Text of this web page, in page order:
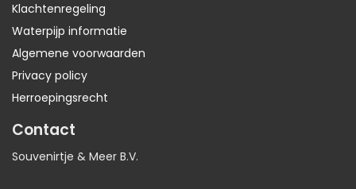
Klachtenregeling
Waterpijp informatie
Algemene voorwaarden
Privacy policy
Herroepingsrecht
Contact
Souvenirtje & Meer B.V.